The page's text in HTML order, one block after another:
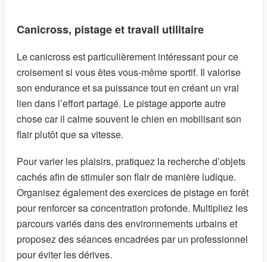
Canicross, pistage et travail utilitaire
Le canicross est particulièrement intéressant pour ce
croisement si vous êtes vous-même sportif. Il valorise
son endurance et sa puissance tout en créant un vrai
lien dans l’effort partagé. Le pistage apporte autre
chose car il calme souvent le chien en mobilisant son
flair plutôt que sa vitesse.
Pour varier les plaisirs, pratiquez la recherche d’objets
cachés afin de stimuler son flair de manière ludique.
Organisez également des exercices de pistage en forêt
pour renforcer sa concentration profonde. Multipliez les
parcours variés dans des environnements urbains et
proposez des séances encadrées par un professionnel
pour éviter les dérives.